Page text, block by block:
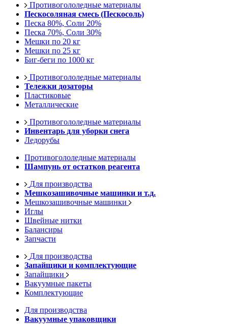
Противогололедные материалы
Пескосоляная смесь (Пескосоль)
Песка 80%, Соли 20%
Песка 70%, Соли 30%
Мешки по 20 кг
Мешки по 25 кг
Биг-беги по 1000 кг
Противогололедные материалы
Тележки дозаторы
Пластиковые
Металлические
Противогололедные материалы
Инвентарь для уборки снега
Ледорубы
Противогололедные материалы
Шампунь от остатков реагента
Для производства
Мешкозашивочные машинки и т.д.
Мешкозашивочные машинки
Иглы
Швейные нитки
Балансиры
Запчасти
Для производства
Запайщики и комплектующие
Запайщики
Вакуумные пакеты
Комплектующие
Для производства
Вакуумные упаковщики